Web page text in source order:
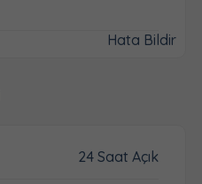
Hata Bildir
24 Saat Açık